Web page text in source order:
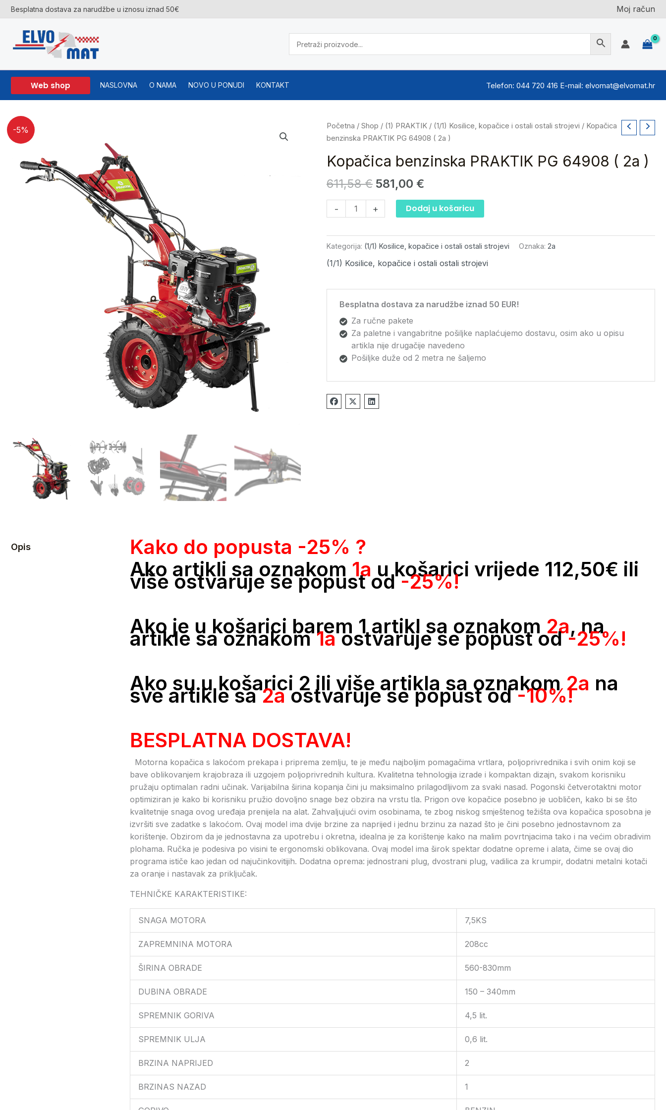
Skip
to
content
Besplatna dostava za narudžbe u iznosu iznad 50€ Moj račun
Web shop NASLOVNA O NAMA NOVO U PONUDI KONTAKT Telefon: 044 720 416 E-mail: elvomat@elvomat.hr
-5% Početna / Shop / (1) PRAKTIK / (1/1) Kosilice, kopačice i ostali ostali strojevi / Kopačica
benzinska PRAKTIK PG 64908 ( 2a )
Kopačica benzinska PRAKTIK PG 64908 ( 2a )
611,58€
Izvorna
cijena
je:
581,00 €
Trenutna
cijena
581,00 €.
-
Kopačica
benzinska
PG
(
2a
+ Dodaj u košaricu
Kategorija: (1/1) Kosilice, kopačice i ostali ostali strojevi Oznaka: 2a
(1/1) Kosilice, kopačice i ostali ostali strojevi
Besplatna dostava za narudžbe iznad 50 EUR!
Za ručne pakete
Za paletne i vangabritne pošiljke naplaćujemo dostavu, osim ako u opisu
artikla nije drugačije navedeno
Pošiljke duže od 2 metra ne šaljemo
Opis
Kako do popusta -25% ?
Ako artikli sa oznakom 1a u košarici vrijede 112,50€ ili
više ostvaruje se popust od-25%!
Ako je u košarici barem 1 artikl sa oznakom 2a, na
artikle sa oznakom1aostvaruje se popust od-25%!
Ako su u košarici 2 ili više artikla sa oznakom2a na
sve artikle sa2aostvaruje se popust od-10%!
BESPLATNA DOSTAVA!
Motorna kopačica s lakoćom prekapa i priprema zemlju, te je među najboljim pomagačima vrtlara, poljoprivrednika i svih onim koji se
bave oblikovanjem krajobraza ili uzgojem poljoprivrednih kultura. Kvalitetna tehnologija izrade i kompaktan dizajn, svakom korisniku
pružaju optimalan radni učinak. Varijabilna širina kopanja čini ju maksimalno prilagodljivom za svaki nasad. Pogonski četverotaktni motor
optimiziran je kako bi korisniku pružio dovoljno snage bez obzira na vrstu tla. Prigon ove kopačice posebno je uobličen, kako bi se što
kvalitetnije snaga ovog uređaja prenijela na alat. Zahvaljujući ovim osobinama, te zbog niskog smještenog težišta ova kopačica sposobna je
izvršiti sve zadatke s lakoćom. Ovaj model ima dvije brzine za naprijed i jednu brzinu za nazad što je čini posebno jednostavnom za
korištenje. Obzirom da je jednostavna za upotrebu i okretna, idealna je za korištenje kako na malim povrtnjacima tako i na većim obradivim
plohama. Ručka je podesiva po visini te ergonomski oblikovana. Ovaj model ima širok spektar dodatne opreme i alata, čime se ovaj dio
programa ističe kao jedan od najučinkovitijih. Dodatna oprema: jednostrani plug, dvostrani plug, vadilica za krumpir, dodatni metalni kotači
za oranje i nastavak za priključak.
TEHNIČKE KARAKTERISTIKE:
SNAGA MOTORA 7,5KS
ZAPREMNINA MOTORA 208cc
ŠIRINA OBRADE 560-830mm
DUBINA OBRADE 150 – 340mm
SPREMNIK GORIVA 4,5 lit.
SPREMNIK ULJA 0,6 lit.
BRZINA NAPRIJED 2
BRZINAS NAZAD 1